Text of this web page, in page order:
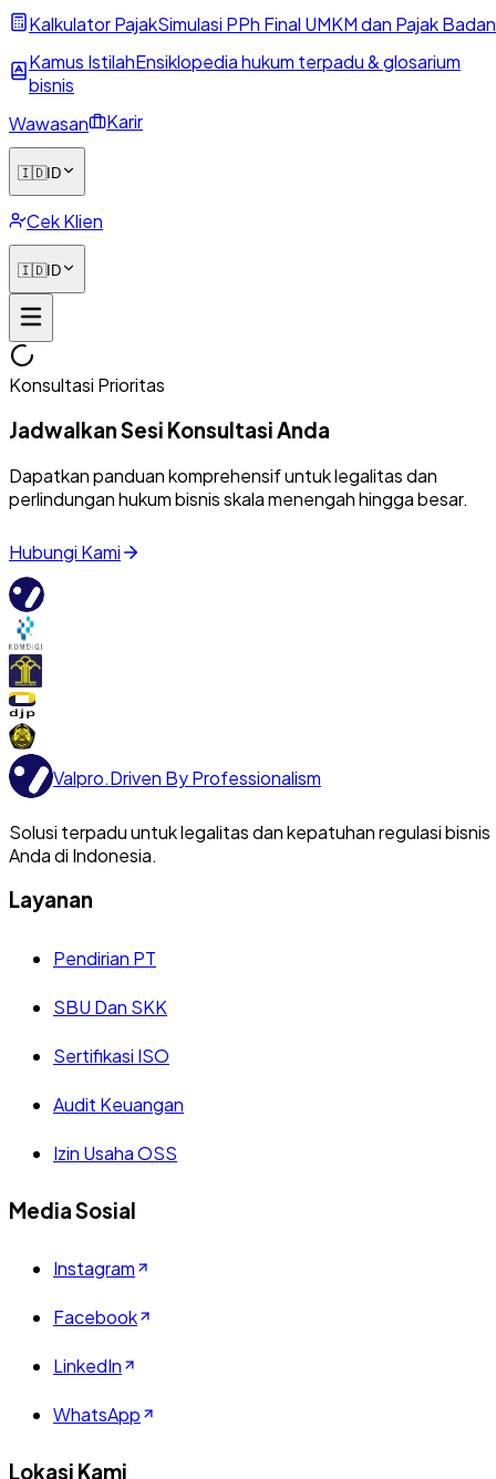
Kalkulator PajakSimulasi PPh Final UMKM dan Pajak Badan
Kamus IstilahEnsiklopedia hukum terpadu & glosarium
bisnis
Wawasan
Karir
🇮🇩ID
Cek Klien
🇮🇩ID
Konsultasi Prioritas
Jadwalkan Sesi Konsultasi Anda
Dapatkan panduan komprehensif untuk legalitas dan
perlindungan hukum bisnis skala menengah hingga besar.
Hubungi Kami
Valpro.Driven By Professionalism
Solusi terpadu untuk legalitas dan kepatuhan regulasi bisnis
Anda di Indonesia.
Layanan
Pendirian PT
SBU Dan SKK
Sertifikasi ISO
Audit Keuangan
Izin Usaha OSS
Media Sosial
Instagram
Facebook
LinkedIn
WhatsApp
Lokasi Kami